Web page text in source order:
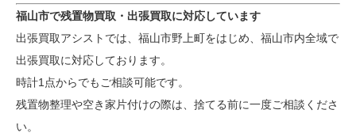
福山市で残置物買取・出張買取に対応しています
出張買取アシストでは、福山市野上町をはじめ、福山市内全域で
出張買取に対応しております。
時計1点からでもご相談可能です。
残置物整理や空き家片付けの際は、捨てる前に一度ご相談くださ
い。